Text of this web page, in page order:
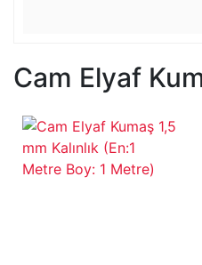
Cam Elyaf